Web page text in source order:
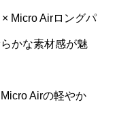
Micro Airロングパ
かな素材感が魅
Airの軽やか